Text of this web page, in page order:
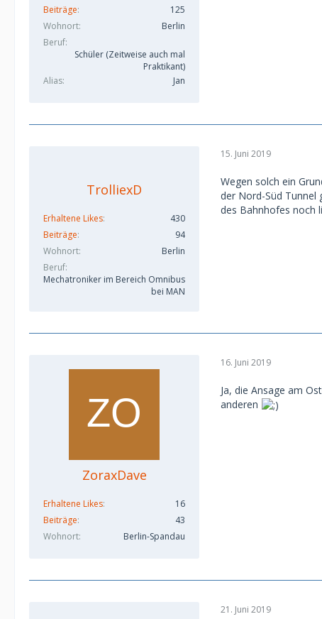
Beiträge
125
Wohnort
Berlin
Beruf
Schüler (Zeitweise auch mal
Praktikant)
Alias
Jan
TrolliexD
Erhaltene Likes
430
Beiträge
94
Wohnort
Berlin
Beruf
Mechatroniker im Bereich Omnibus
bei MAN
15. Juni 2019
Wegen solch ein
der Nord-Süd Tunnel
des Bahnhofes noch
ZoraxDave
Erhaltene Likes
16
Beiträge
43
Wohnort
Berlin-Spandau
16. Juni 2019
Ja, die Ansage am
anderen
21. Juni 2019